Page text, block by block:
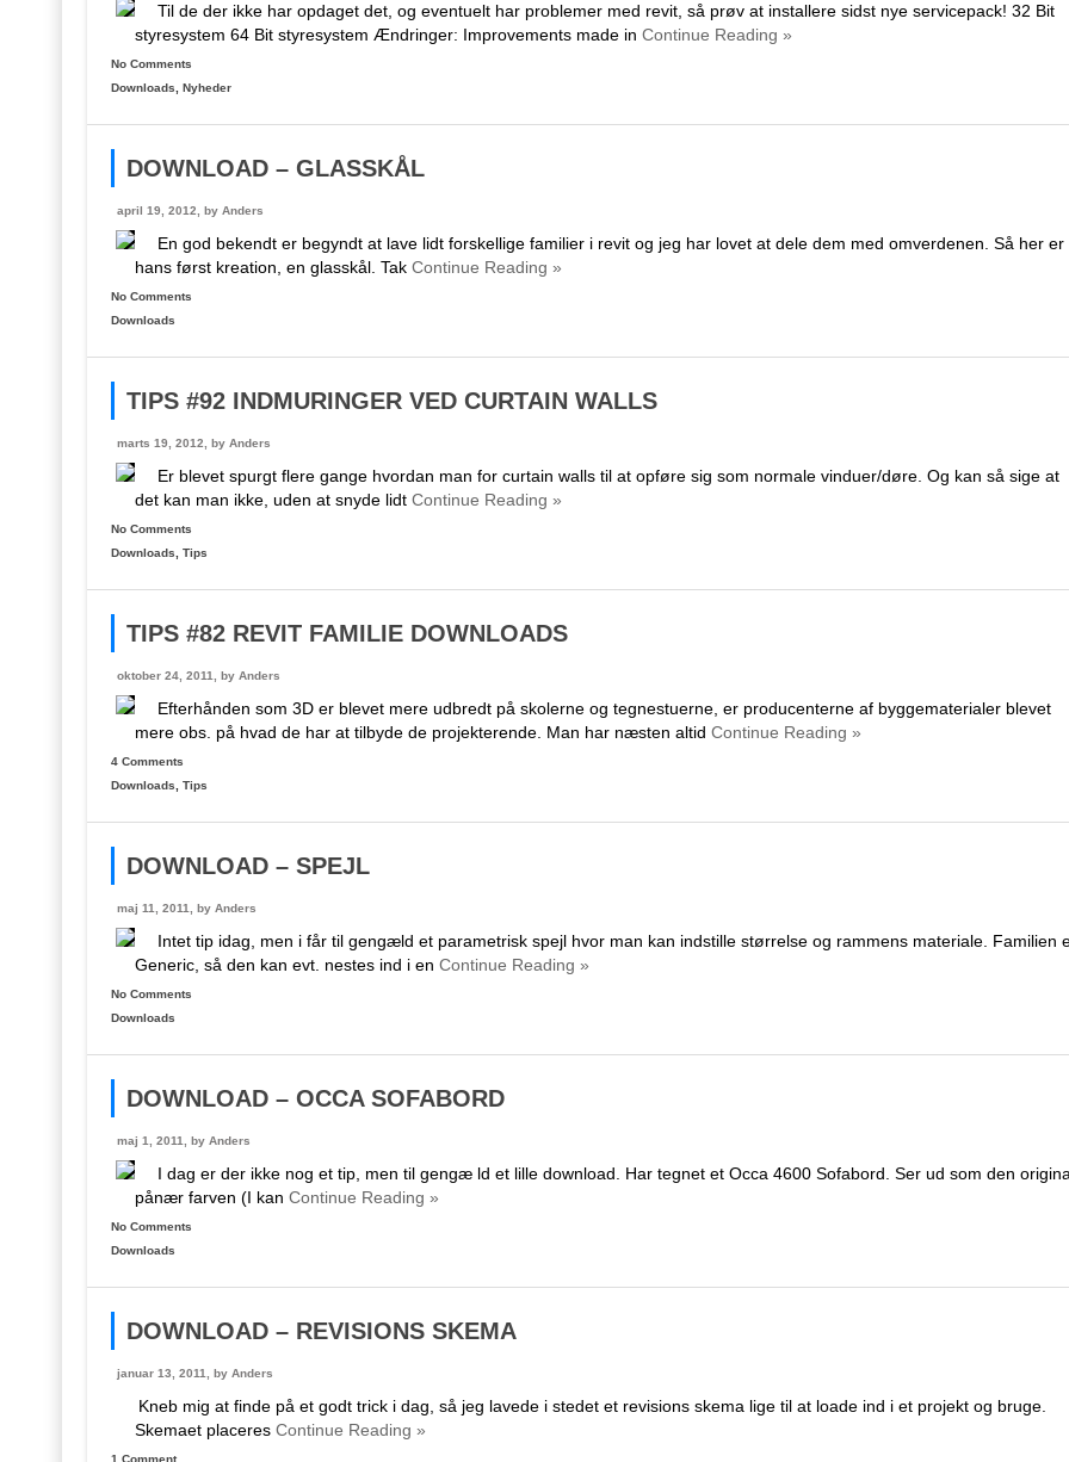
Til de der ikke har opdaget det, og eventuelt har problemer med revit, så prøv at installere sidst nye servicepack! 32 Bit
styresystem 64 Bit styresystem Ændringer: Improvements made in Continue Reading »
No Comments
Downloads
Nyheder
DOWNLOAD – GLASSKÅL
april 19, 2012, by Anders
En god bekendt er begyndt at lave lidt forskellige familier i revit og jeg har lovet at dele dem med omverdenen. Så her er
hans først kreation, en glasskål. Tak Continue Reading »
No Comments
Downloads
TIPS #92 INDMURINGER VED CURTAIN WALLS
marts 19, 2012, by Anders
Er blevet spurgt flere gange hvordan man for curtain walls til at opføre sig som normale vinduer/døre. Og kan så sige at
det kan man ikke, uden at snyde lidt Continue Reading »
No Comments
Downloads
Tips
TIPS #82 REVIT FAMILIE DOWNLOADS
oktober 24, 2011, by Anders
Efterhånden som 3D er blevet mere udbredt på skolerne og tegnestuerne, er producenterne af byggematerialer blevet
mere obs. på hvad de har at tilbyde de projekterende. Man har næsten altid Continue Reading »
4 Comments
Downloads
Tips
DOWNLOAD – SPEJL
maj 11, 2011, by Anders
Intet tip idag, men i får til gengæld et parametrisk spejl hvor man kan indstille størrelse og rammens materiale. Familien
Generic, så den kan evt. nestes ind i en Continue Reading »
No Comments
Downloads
DOWNLOAD – OCCA SOFABORD
maj 1, 2011, by Anders
I dag er der ikke nog et tip, men til gengæ ld et lille download. Har tegnet et Occa 4600 Sofabord. Ser ud som den
pånær farven (I kan Continue Reading »
No Comments
Downloads
DOWNLOAD – REVISIONS SKEMA
januar 13, 2011, by Anders
Kneb mig at finde på et godt trick i dag, så jeg lavede i stedet et revisions skema lige til at loade ind i et projekt og bruge.
Skemaet placeres Continue Reading »
1 Comment